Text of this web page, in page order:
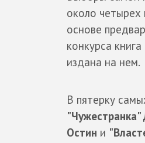
около четырех
основе
конкурса
издана на нем.
В пятерку
Остин и